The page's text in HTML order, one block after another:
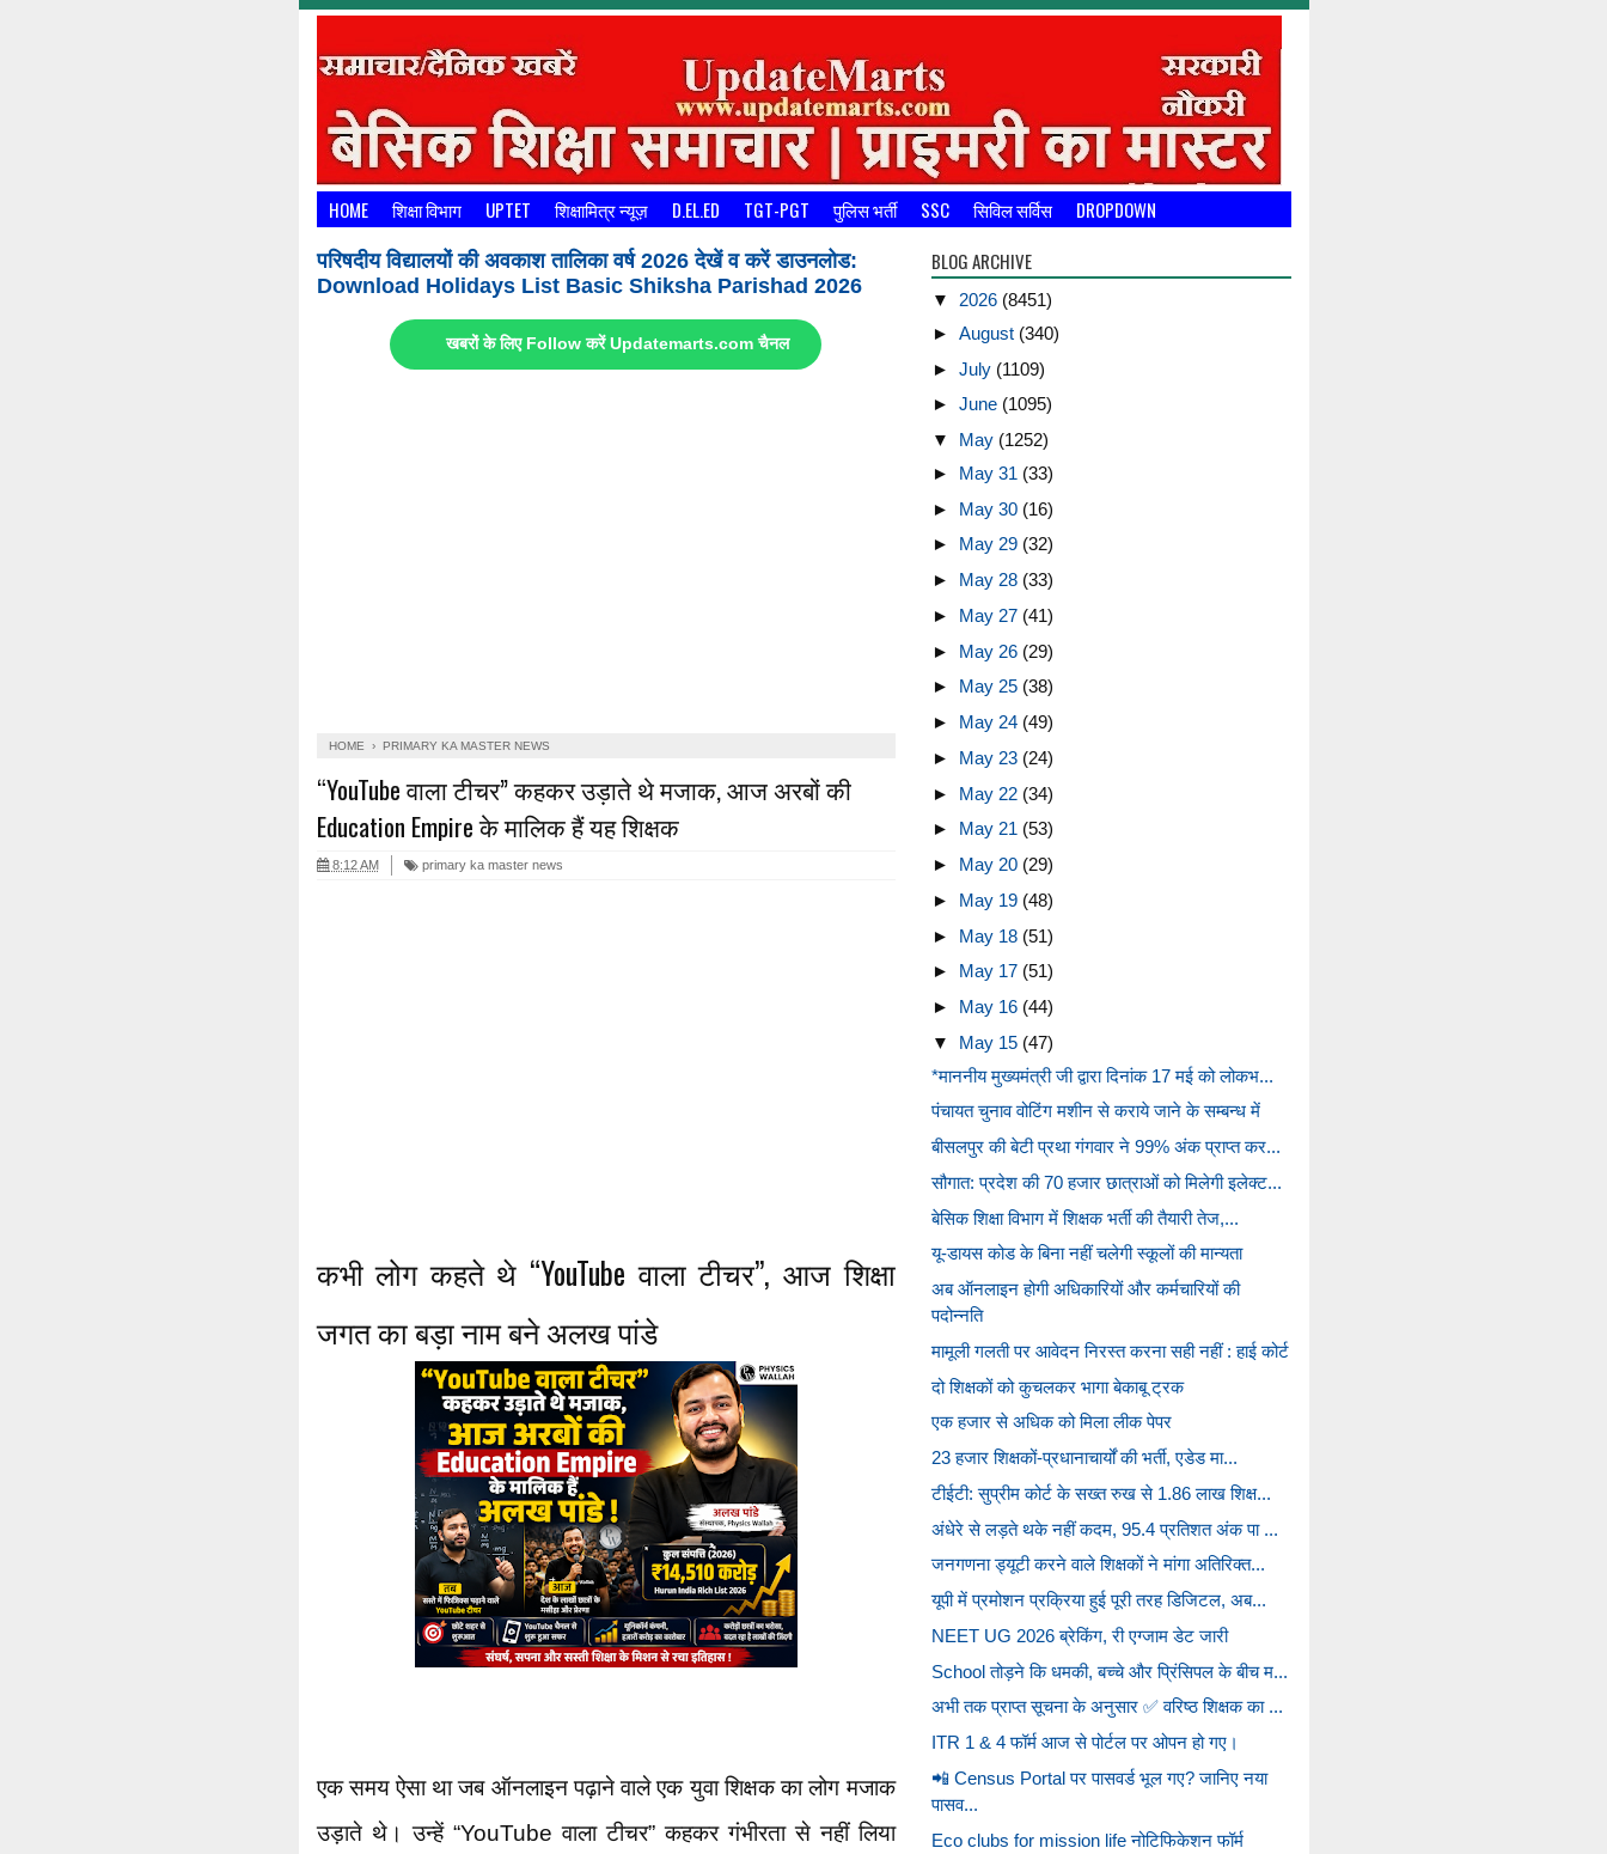
HOME शिक्षा विभाग UPTET शिक्षामित्र न्यूज़ D.EL.ED TGT-PGT पुलिस भर्ती SSC सिविल सर्विस DROPDOWN
परिषदीय विद्यालयों की अवकाश तालिका वर्ष 2026 देखें व करें डाउनलोड:
Download Holidays List Basic Shiksha Parishad 2026
खबरों के लिए Follow करें Updatemarts.com चैनल
HOME › PRIMARY KA MASTER NEWS
“YouTube वाला टीचर” कहकर उड़ाते थे मजाक, आज अरबों की
Education Empire के मालिक हैं यह शिक्षक
8:12 AM primary ka master news
कभी लोग कहते थे “YouTube वाला टीचर”, आज शिक्षा
जगत का बड़ा नाम बने अलख पांडे
एक समय ऐसा था जब ऑनलाइन पढ़ाने वाले एक युवा शिक्षक का लोग मजाक
उड़ाते थे। उन्हें “YouTube वाला टीचर” कहकर गंभीरता से नहीं लिया
BLOG ARCHIVE
▼ 2026 (8451)
► August (340)
► July (1109)
► June (1095)
▼ May (1252)
► May 31 (33)
► May 30 (16)
► May 29 (32)
► May 28 (33)
► May 27 (41)
► May 26 (29)
► May 25 (38)
► May 24 (49)
► May 23 (24)
► May 22 (34)
► May 21 (53)
► May 20 (29)
► May 19 (48)
► May 18 (51)
► May 17 (51)
► May 16 (44)
▼ May 15 (47)
*माननीय मुख्यमंत्री जी द्वारा दिनांक 17 मई को लोकभ...
पंचायत चुनाव वोटिंग मशीन से कराये जाने के सम्बन्ध में
बीसलपुर की बेटी प्रथा गंगवार ने 99% अंक प्राप्त कर...
सौगात: प्रदेश की 70 हजार छात्राओं को मिलेगी इलेक्ट...
बेसिक शिक्षा विभाग में शिक्षक भर्ती की तैयारी तेज,...
यू-डायस कोड के बिना नहीं चलेगी स्कूलों की मान्यता
अब ऑनलाइन होगी अधिकारियों और कर्मचारियों की
पदोन्नति
मामूली गलती पर आवेदन निरस्त करना सही नहीं : हाई कोर्ट
दो शिक्षकों को कुचलकर भागा बेकाबू ट्रक
एक हजार से अधिक को मिला लीक पेपर
23 हजार शिक्षकों-प्रधानाचार्यों की भर्ती, एडेड मा...
टीईटी: सुप्रीम कोर्ट के सख्त रुख से 1.86 लाख शिक्ष...
अंधेरे से लड़ते थके नहीं कदम, 95.4 प्रतिशत अंक पा ...
जनगणना ड्यूटी करने वाले शिक्षकों ने मांगा अतिरिक्त...
यूपी में प्रमोशन प्रक्रिया हुई पूरी तरह डिजिटल, अब...
NEET UG 2026 ब्रेकिंग, री एग्जाम डेट जारी
School तोड़ने कि धमकी, बच्चे और प्रिंसिपल के बीच म...
अभी तक प्राप्त सूचना के अनुसार ✅ वरिष्ठ शिक्षक का ...
ITR 1 & 4 फॉर्म आज से पोर्टल पर ओपन हो गए।
📲 Census Portal पर पासवर्ड भूल गए? जानिए नया
पासव...
Eco clubs for mission life नोटिफिकेशन फॉर्म